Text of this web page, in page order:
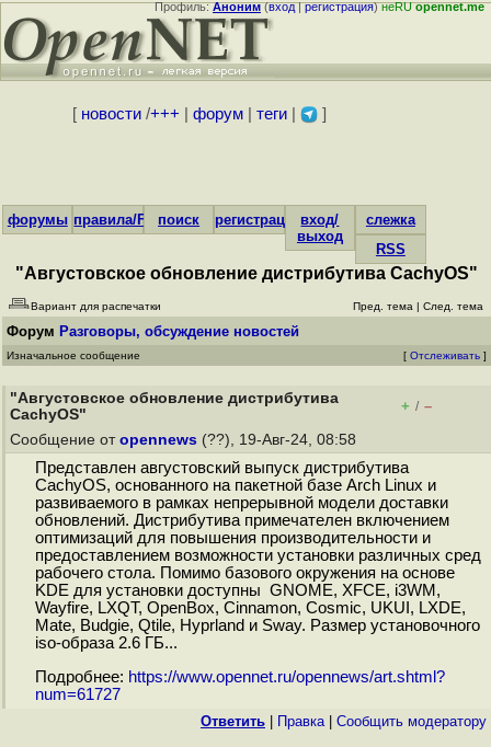
Профиль:Аноним(вход|регистрация)неRUopennet.me
[ новости/+++ форум| теги| ]
форумы правила/FAQпоиск регистрациявход/
выход
слежка
RSS
"Августовское обновление дистрибутива CachyOS"
Вариант для распечатки Пред. тема | След. тема
Форум Разговоры, обсуждение новостей
Изначальное сообщение [ Отслеживать ]
"Августовское обновление дистрибутива
CachyOS"
+ / –
Сообщение от opennews (??), 19-Авг-24, 08:58
Представлен августовский выпуск дистрибутива
CachyOS, основанного на пакетной базе Arch Linux и
развиваемого в рамках непрерывной модели доставки
обновлений. Дистрибутива примечателен включением
оптимизаций для повышения производительности и
предоставлением возможности установки различных сред
рабочего стола. Помимо базового окружения на основе
KDE для установки доступны GNOME, XFCE, i3WM,
Wayfire, LXQT, OpenBox, Cinnamon, Cosmic, UKUI, LXDE,
Mate, Budgie, Qtile, Hyprland и Sway. Размер установочного
iso-образа 2.6 ГБ...
Подробнее: https://www.opennet.ru/opennews/art.shtml?
num=61727
Ответить Правка| Cообщить модератору